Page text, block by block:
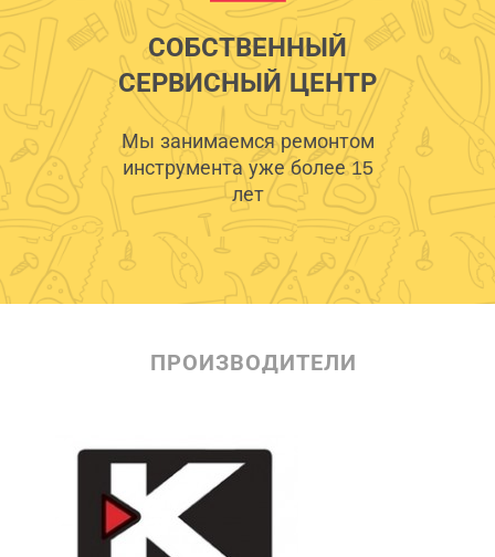
СОБСТВЕННЫЙ
СЕРВИСНЫЙ ЦЕНТР
Мы занимаемся ремонтом
инструмента уже более 15
лет
ПРОИЗВОДИТЕЛИ